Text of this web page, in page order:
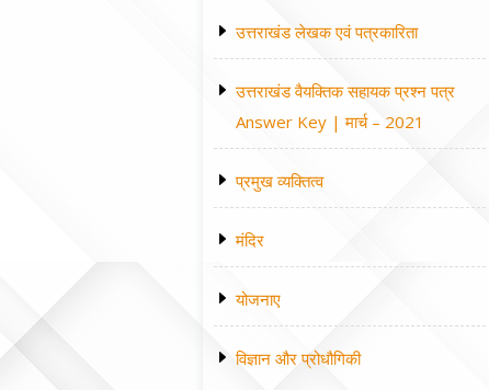
उत्तराखंड लेखक एवं पत्रकारिता
उत्तराखंड वैयक्तिक सहायक प्रश्न पत्र
Answer Key | मार्च – 2021
प्रमुख व्यक्तित्व
मंदिर
योजनाए
विज्ञान और प्रोधौगिकी